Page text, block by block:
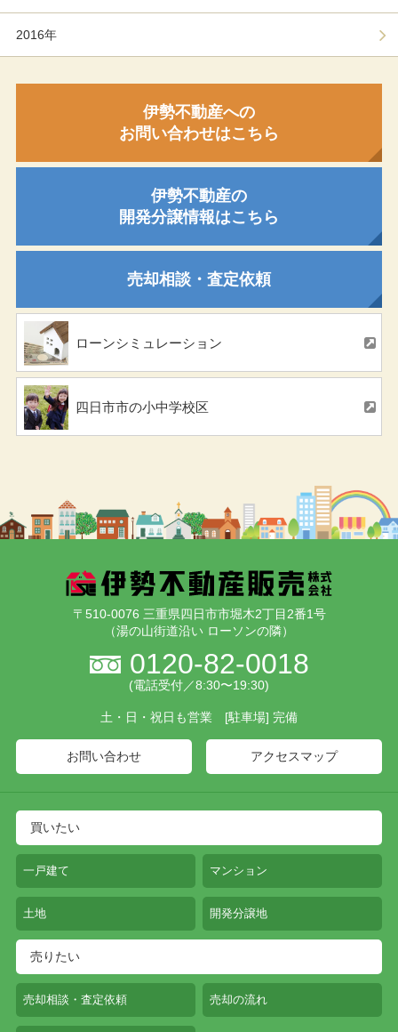
2016年
伊勢不動産への
お問い合わせはこちら
伊勢不動産の
開発分譲情報はこちら
売却相談・査定依頼
ローンシミュレーション
四日市市の小中学校区
〒510-0076 三重県四日市市堀木2丁目2番1号
（湯の山街道沿い ローソンの隣）
0120-82-0018
(電話受付／8:30〜19:30)
土・日・祝日も営業 [駐車場] 完備
お問い合わせ アクセスマップ
買いたい
一戸建て マンション
土地 開発分譲地
売りたい
売却相談・査定依頼 売却の流れ